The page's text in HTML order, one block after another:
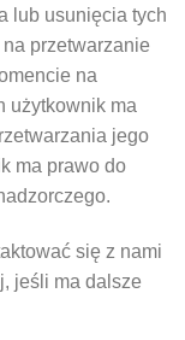
lub usunięcia tych
przetwarzanie
na
użytkownik ma
jego
ma prawo do
się z nami
jeśli ma dalsze